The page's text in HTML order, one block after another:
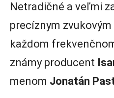
Netradičné a veľmi
precíznym
každom
známy producent
menom Jonatán